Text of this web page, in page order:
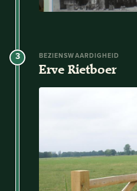
3 BEZIENSWAARDIGHEID
Erve Rietboer